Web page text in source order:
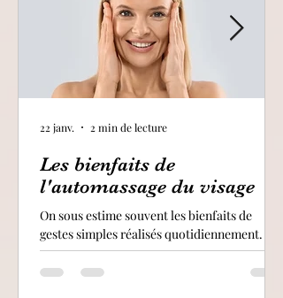
Les bienfaits de
l'automassage du visage
On sous estime souvent les bienfaits de
gestes simples réalisés quotidiennement. Et
pourtant ! Quelques minutes d'automassage
chaque jour peuvent vous changer la vie sur
22 janv. 2 min de lecture